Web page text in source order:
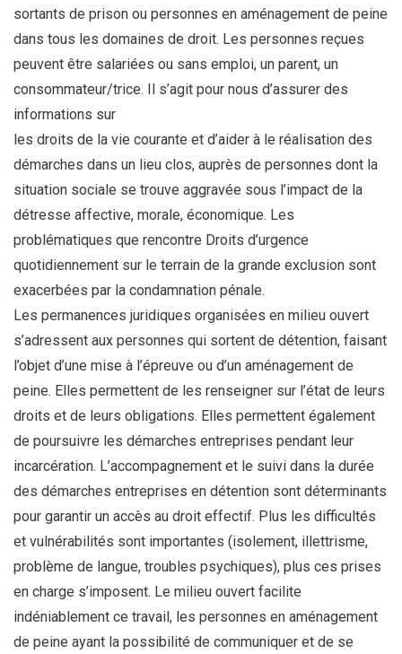
sortants de prison ou personnes en aménagement de peine
dans tous les domaines de droit. Les personnes reçues
peuvent être salariées ou sans emploi, un parent, un
consommateur/trice. Il s’agit pour nous d’assurer des
informations sur
les droits de la vie courante et d’aider à le réalisation des
démarches dans un lieu clos, auprès de personnes dont la
situation sociale se trouve aggravée sous l’impact de la
détresse affective, morale, économique. Les
problématiques que rencontre Droits d’urgence
quotidiennement sur le terrain de la grande exclusion sont
exacerbées par la condamnation pénale.
Les permanences juridiques organisées en milieu ouvert
s’adressent aux personnes qui sortent de détention, faisant
l’objet d’une mise à l’épreuve ou d’un aménagement de
peine. Elles permettent de les renseigner sur l’état de leurs
droits et de leurs obligations. Elles permettent également
de poursuivre les démarches entreprises pendant leur
incarcération. L’accompagnement et le suivi dans la durée
des démarches entreprises en détention sont déterminants
pour garantir un accès au droit effectif. Plus les difficultés
et vulnérabilités sont importantes (isolement, illettrisme,
problème de langue, troubles psychiques), plus ces prises
en charge s’imposent. Le milieu ouvert facilite
indéniablement ce travail, les personnes en aménagement
de peine ayant la possibilité de communiquer et de se